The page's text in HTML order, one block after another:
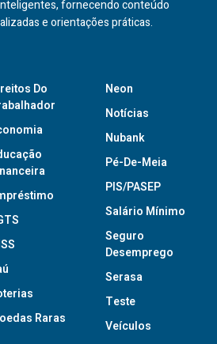
fornecendo conteúdo
e orientações práticas.
Do
Raras
Neon
Notícias
Nubank
Pé-De-Meia
PIS/PASEP
Salário Mínimo
Seguro
Desemprego
Serasa
Teste
Veículos